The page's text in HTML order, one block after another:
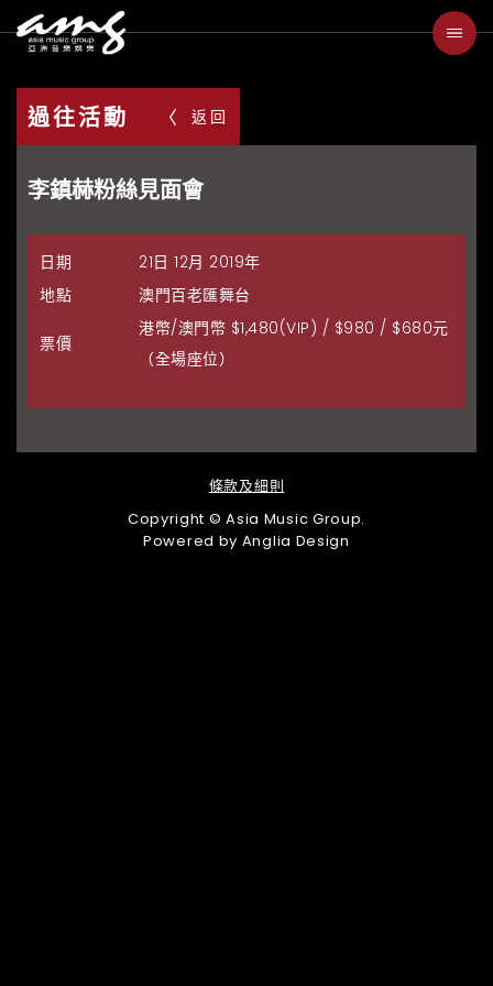
過往活動 返回
李鎮赫粉絲見面會
日期
21日 12月 2019年
地點
澳門百老匯舞台
票價
港幣/澳門幣 $1,480(VIP) / $980 / $680元
（全場座位）
條款及細則
Copyright © Asia Music Group.
Powered by Anglia Design